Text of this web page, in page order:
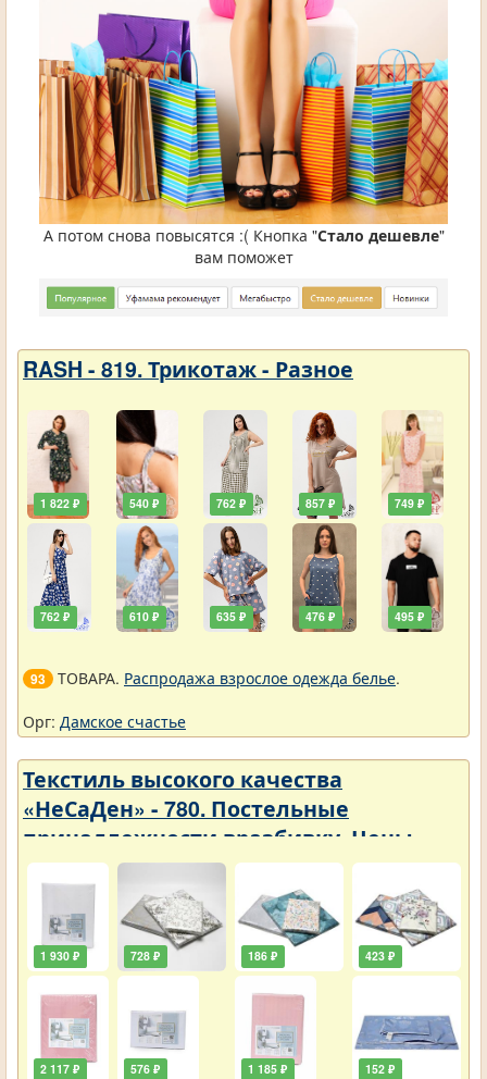
А потом снова повысятся :( Кнопка "Стало дешевле"
вам поможет
RASH - 819. Трикотаж - Разное
1 822 ₽
762 ₽
540 ₽
610 ₽
762 ₽
635 ₽
857 ₽
476 ₽
749 ₽
495 ₽
93 ТОВАРА. Распродажа взрослое одежда белье.
Орг: Дамское счастье
Текстиль высокого качества
«НеСаДен» - 780. Постельные
принадлежности вразбивку. Цены
упали
1 930 ₽
2 117 ₽
728 ₽
576 ₽
186 ₽
1 185 ₽
423 ₽
152 ₽